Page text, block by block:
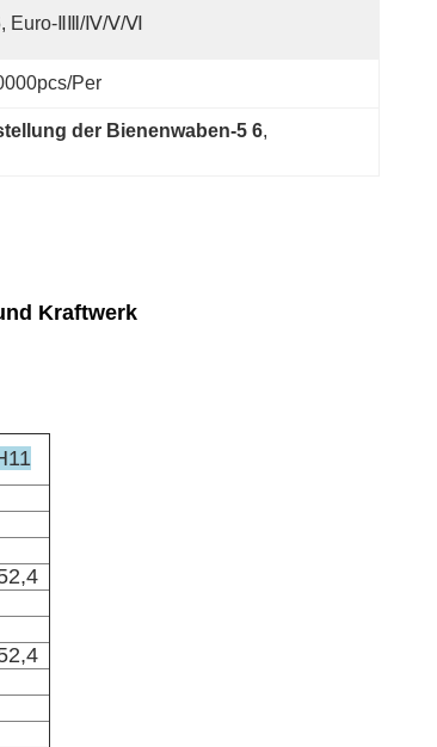
Euro-ⅡⅢ/Ⅳ/Ⅴ/Ⅵ
per
der Bienenwaben-5 6,
Kraftwerk